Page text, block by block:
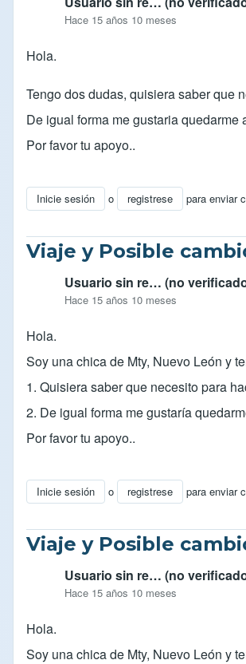
Hace 15 años 10 meses
Hola.
Tengo dos dudas, quisiera saber que
De igual forma me gustaria
Por favor tu apoyo..
Inicie sesión o registrese para enviar
Viaje y Posible
Usuario sin re… (no
Hace 15 años 10 meses
Hola.
Soy una chica de Mty, Nuevo León y
1. Quisiera saber que necesito para
2. De igual forma me gustaría
Por favor tu apoyo..
Inicie sesión o registrese para enviar
Viaje y Posible
Usuario sin re… (no
Hace 15 años 10 meses
Hola.
Soy una chica de Mty, Nuevo León y